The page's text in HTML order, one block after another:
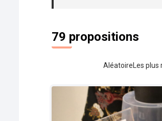
79 propositions
Aléatoire Les